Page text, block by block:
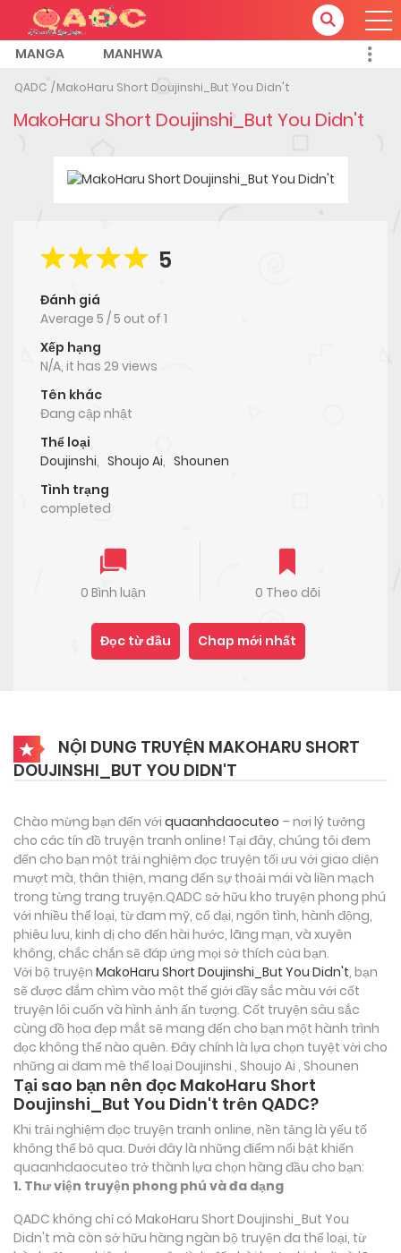
MANGA MANHWA
QADC MakoHaru Short Doujinshi_But You Didn't
MakoHaru Short Doujinshi_But You Didn't
5
Đánh giá
Average 5 /5 out of 1
Xếp hạng
N/A, it has 29 views
Tên khác
Đang cập nhật
Thể loại
Doujinshi, Shoujo Ai, Shounen
Tình trạng
completed
0 Bình luận 0 Theo dõi
Đọc từ đầu Chap mới nhất
NỘI DUNG TRUYỆN MAKOHARU SHORT
DOUJINSHI_BUT YOU DIDN'T
Chào mừng bạn đến với quaanhdaocuteo – nơi lý tưởng
cho các tín đồ truyện tranh online! Tại đây, chúng tôi đem
đến cho bạn một trải nghiệm đọc truyện tối ưu với giao diện
mượt mà, thân thiện, mang đến sự thoải mái và liền mạch
trong từng trang truyện.QADC sở hữu kho truyện phong phú
với nhiều thể loại, từ đam mỹ, cổ đại, ngôn tình, hành động,
phiêu lưu, kinh dị cho đến hài hước, lãng mạn, và xuyên
không, chắc chắn sẽ đáp ứng mọi sở thích của bạn.
Với bộ truyện MakoHaru Short Doujinshi_But You Didn't, bạn
sẽ được đắm chìm vào một thế giới đầy sắc màu với cốt
truyện lôi cuốn và hình ảnh ấn tượng. Cốt truyện sâu sắc
cùng đồ họa đẹp mắt sẽ mang đến cho bạn một hành trình
đọc không thể nào quên. Đây chính là lựa chọn tuyệt vời cho
những ai đam mê thể loại Doujinshi , Shoujo Ai , Shounen
Tại sao bạn nên đọc MakoHaru Short
Doujinshi_But You Didn't trên QADC?
Khi trải nghiệm đọc truyện tranh online, nền tảng là yếu tố
không thể bỏ qua. Dưới đây là những điểm nổi bật khiến
quaanhdaocuteo trở thành lựa chọn hàng đầu cho bạn:
1. Thư viện truyện phong phú và đa dạng
QADC không chỉ có MakoHaru Short Doujinshi_But You
Didn't mà còn sở hữu hàng ngàn bộ truyện đa thể loại, từ